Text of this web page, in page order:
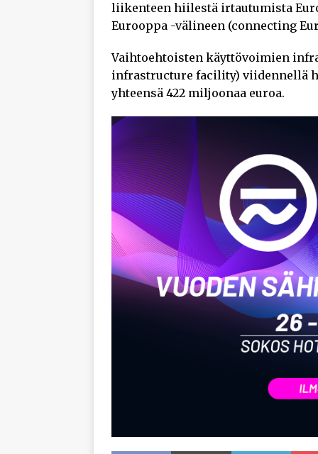
liikenteen hiilestä irtautumista
Eurooppa -välineen (connecting
Vaihtoehtoisten käyttövoimien
infrastructure facility) viidennellä
yhteensä 422 miljoonaa euroa.